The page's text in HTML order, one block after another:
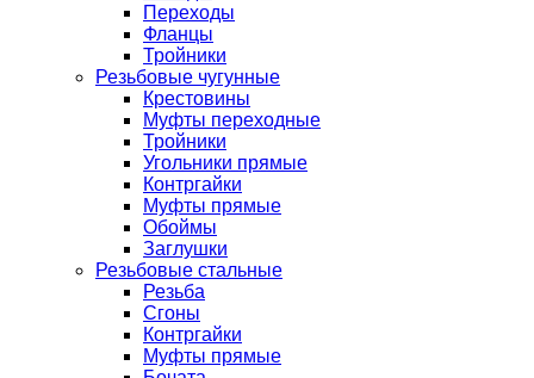
Переходы
Фланцы
Тройники
Резьбовые чугунные
Крестовины
Муфты переходные
Тройники
Угольники прямые
Контргайки
Муфты прямые
Обоймы
Заглушки
Резьбовые стальные
Резьба
Сгоны
Контргайки
Муфты прямые